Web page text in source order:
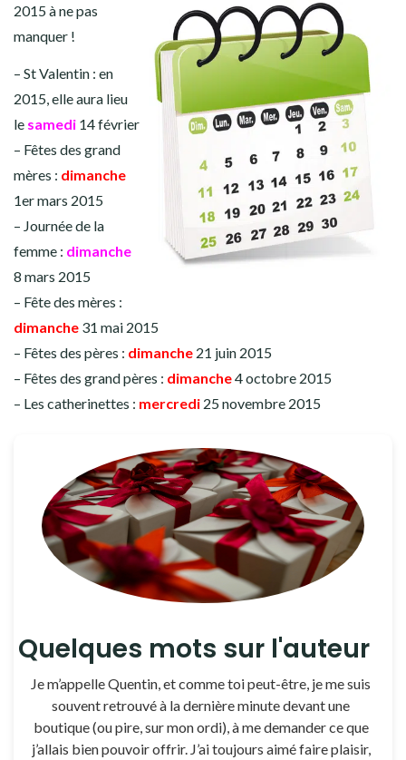
2015 à ne pas
manquer !
– St Valentin : en
2015, elle aura lieu
le samedi 14 février
– Fêtes des grand
mères : dimanche
1er mars 2015
– Journée de la
femme : dimanche
8 mars 2015
– Fête des mères :
dimanche 31 mai 2015
– Fêtes des pères : dimanche 21 juin 2015
– Fêtes des grand pères : dimanche4 octobre 2015
– Les catherinettes : mercredi 25 novembre 2015
Quelques mots sur l'auteur
Je m’appelle Quentin, et comme toi peut-être, je me suis
souvent retrouvé à la dernière minute devant une
boutique (ou pire, sur mon ordi), à me demander ce que
j’allais bien pouvoir offrir. J’ai toujours aimé faire plaisir,